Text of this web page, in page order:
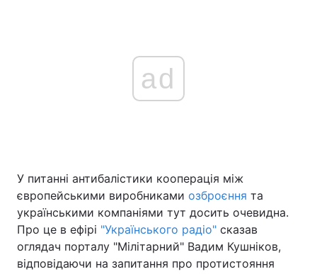
Економіка Світ
Спорт Наука
Техно і зв'язок Лайт
Зброя Інциденти
ad
У питанні антибалістики кооперація між
європейськими виробниками озброєння та
українськими компаніями тут досить очевидна.
Про це в ефірі "Українського радіо" сказав
оглядач порталу "Мілітарний" Вадим Кушніков,
відповідаючи на запитання про протистояння